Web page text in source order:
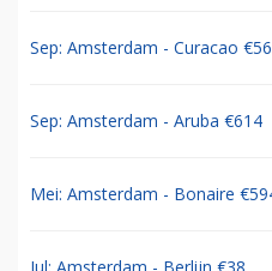
Sep: Amsterdam - Curacao
Sep: Amsterdam - Aruba €614
Mei: Amsterdam - Bonaire